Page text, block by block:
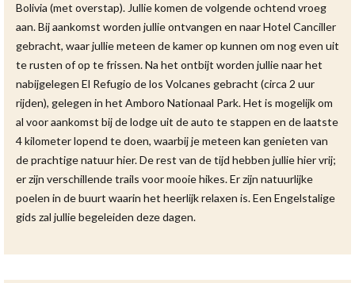
Bolivia (met overstap). Jullie komen de volgende ochtend vroeg
aan. Bij aankomst worden jullie ontvangen en naar Hotel Canciller
gebracht, waar jullie meteen de kamer op kunnen om nog even uit
te rusten of op te frissen. Na het ontbijt worden jullie naar het
nabijgelegen El Refugio de los Volcanes gebracht (circa 2 uur
rijden), gelegen in het Amboro Nationaal Park. Het is mogelijk om
al voor aankomst bij de lodge uit de auto te stappen en de laatste
4 kilometer lopend te doen, waarbij je meteen kan genieten van
de prachtige natuur hier. De rest van de tijd hebben jullie hier vrij;
er zijn verschillende trails voor mooie hikes. Er zijn natuurlijke
poelen in de buurt waarin het heerlijk relaxen is. Een Engelstalige
gids zal jullie begeleiden deze dagen.